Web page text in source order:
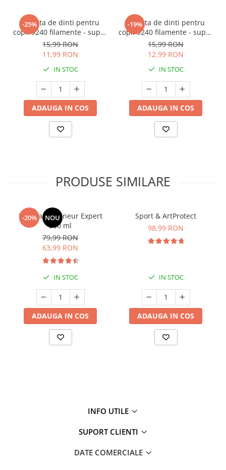
-25%
Periuta de dinti pentru
copii 9240 filamente - super
moale - + 3 ani - portocaliu
Nordics
15,99 RON
11,99 RON
IN STOC
ADAUGA IN COS
-19%
Periuta de dinti pentru
copii 9240 filamente - super
moale - +3 ani - albastru
Nordics
15,99 RON
12,99 RON
IN STOC
ADAUGA IN COS
PRODUSE SIMILARE
-20% NOU
Manhaē Draineur Expert
500 ml
79,99 RON
63,99 RON
IN STOC
ADAUGA IN COS
Sport & ArtProtect
98,99 RON
IN STOC
ADAUGA IN COS
INFO UTILE
SUPORT CLIENTI
DATE COMERCIALE